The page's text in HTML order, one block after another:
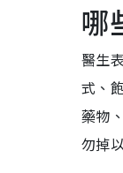
哪
醫生
式、
藥物
勿掉